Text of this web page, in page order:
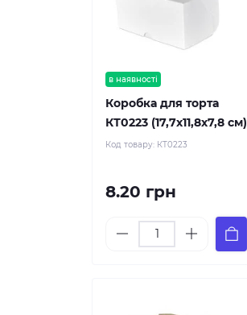
в наявності
Коробка для торта
КТ0223 (17,7х11,8х7,8 см)
Код товару: КТ0223
8.20 грн